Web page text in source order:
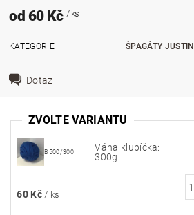
od 60 Kč / ks
KATEGORIE ŠPAGÁTY JUSTIN
Dotaz
ZVOLTE VARIANTU
B500/300
Váha klubíčka:
300g
60 Kč / ks